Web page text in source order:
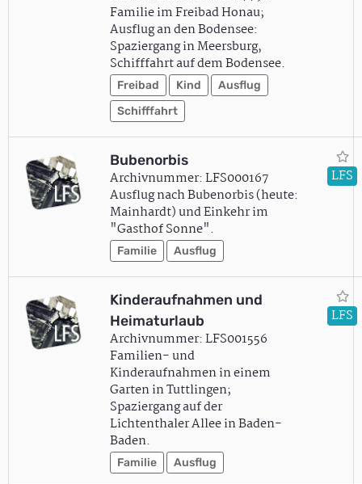
Familie im Freibad Honau;
Ausflug an den Bodensee:
Spaziergang in Meersburg,
Schifffahrt auf dem Bodensee.
Freibad Kind
Ausflug
Schifffahrt
Bubenorbis
Archivnummer: LFS000167
Ausflug nach Bubenorbis (heute:
Mainhardt) und Einkehr im
"Gasthof Sonne".
Familie Ausflug
LFS
Kinderaufnahmen und
Heimaturlaub
Archivnummer: LFS001556
Familien- und
Kinderaufnahmen in einem
Garten in Tuttlingen;
Spaziergang auf der
Lichtenthaler Allee in Baden-
Baden.
Familie Ausflug
LFS